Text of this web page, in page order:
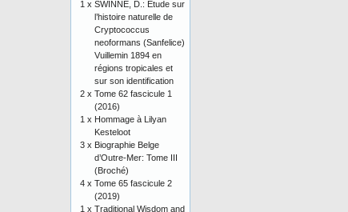
1 x SWINNE, D.: Etude sur
l’histoire naturelle de
Cryptococcus
neoformans (Sanfelice)
Vuillemin 1894 en
régions tropicales et
sur son identification
2 x Tome 62 fascicule 1
(2016)
1 x Hommage à Lilyan
Kesteloot
3 x Biographie Belge
d’Outre-Mer: Tome III
(Broché)
4 x Tome 65 fascicule 2
(2019)
1 x Traditional Wisdom and